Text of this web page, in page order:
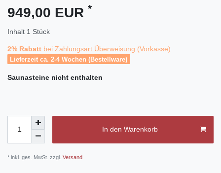
949,00 EUR *
Inhalt 1 Stück
2% Rabatt bei Zahlungsart Überweisung (Vorkasse)
Lieferzeit ca. 2-4 Wochen (Bestellware)
Saunasteine nicht enthalten
In den Warenkorb
* inkl. ges. MwSt. zzgl. Versand